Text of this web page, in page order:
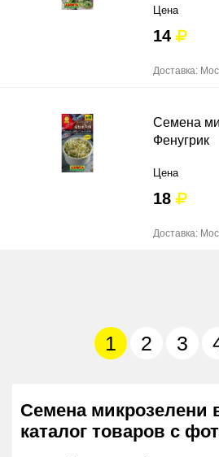
Цена
14
Доставка:
Семена
Фенугрик
Цена
18
Доставка:
1 2 3
Семена микрозелени
каталог товаров с